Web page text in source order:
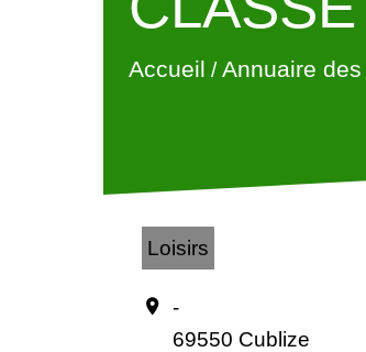
Accueil /Annuaire
Loisirs
location_on
-
69550 Cublize